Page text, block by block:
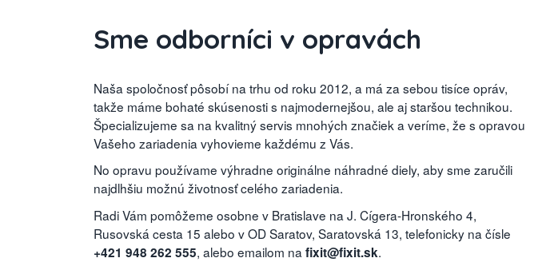
Sme odborníci v opravách
Naša spoločnosť pôsobí na trhu od roku 2012, a má za sebou tisíce opráv,
takže máme bohaté skúsenosti s najmodernejšou, ale aj staršou technikou.
Špecializujeme sa na kvalitný servis mnohých značiek a veríme, že s opravou
Vašeho zariadenia vyhovieme každému z Vás.
No opravu používame výhradne originálne náhradné diely, aby sme zaručili
najdlhšiu možnú životnosť celého zariadenia.
Radi Vám pomôžeme osobne v Bratislave na J. Cígera-Hronského 4,
Rusovská cesta 15 alebo v OD Saratov, Saratovská 13, telefonicky na čísle
+421 948 262 555, alebo emailom na fixit@fixit.sk.